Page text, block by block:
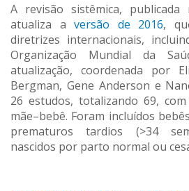
A revisão sistêmica, publicada
atualiza a versão de 2016,
diretrizes internacionais,
Organização Mundial da
atualização, coordenada por
Bergman, Gene Anderson e
26 estudos, totalizando 69,
mãe–bebê. Foram incluídos
prematuros tardios (>34
nascidos por parto normal ou